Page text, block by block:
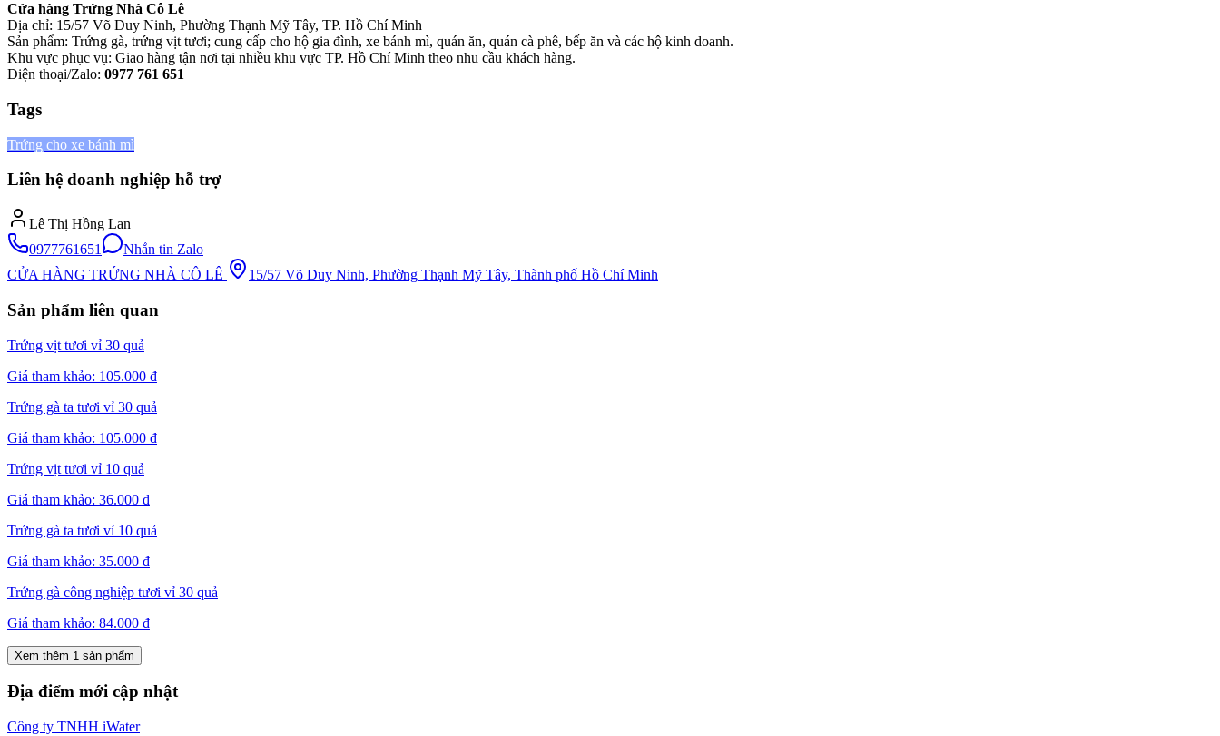
Cửa hàng Trứng Nhà Cô Lê
Địa chỉ: 15/57 Võ Duy Ninh, Phường Thạnh Mỹ Tây, TP. Hồ Chí Minh
Sản phẩm: Trứng gà, trứng vịt tươi; cung cấp cho hộ gia đình, xe bánh mì, quán ăn, quán cà phê, bếp ăn và các hộ kinh doanh.
Khu vực phục vụ: Giao hàng tận nơi tại nhiều khu vực TP. Hồ Chí Minh theo nhu cầu khách hàng.
Điện thoại/Zalo: 0977 761 651
Tags
Trứng cho xe bánh mì
Liên hệ doanh nghiệp hỗ trợ
Lê Thị Hồng Lan
0977761651
Nhắn tin Zalo
CỬA HÀNG TRỨNG NHÀ CÔ LÊ
15/57 Võ Duy Ninh, Phường Thạnh Mỹ Tây, Thành phố Hồ Chí Minh
Sản phẩm liên quan
Trứng vịt tươi vỉ 30 quả
Giá tham khảo: 105.000 đ
Trứng gà ta tươi vỉ 30 quả
Giá tham khảo: 105.000 đ
Trứng vịt tươi vỉ 10 quả
Giá tham khảo: 36.000 đ
Trứng gà ta tươi vỉ 10 quả
Giá tham khảo: 35.000 đ
Trứng gà công nghiệp tươi vỉ 30 quả
Giá tham khảo: 84.000 đ
Xem thêm 1 sản phẩm
Địa điểm mới cập nhật
Công ty TNHH iWater